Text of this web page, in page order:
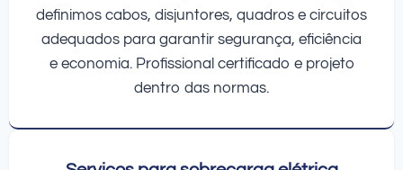
definimos cabos, disjuntores, quadros e circuitos
adequados para garantir segurança, eficiência
e economia. Profissional certificado e projeto
dentro das normas.